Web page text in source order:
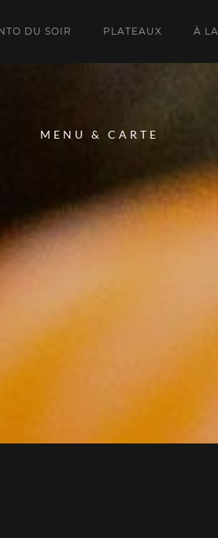
DU SOIR PLATEAUX À
MENU & CARTE